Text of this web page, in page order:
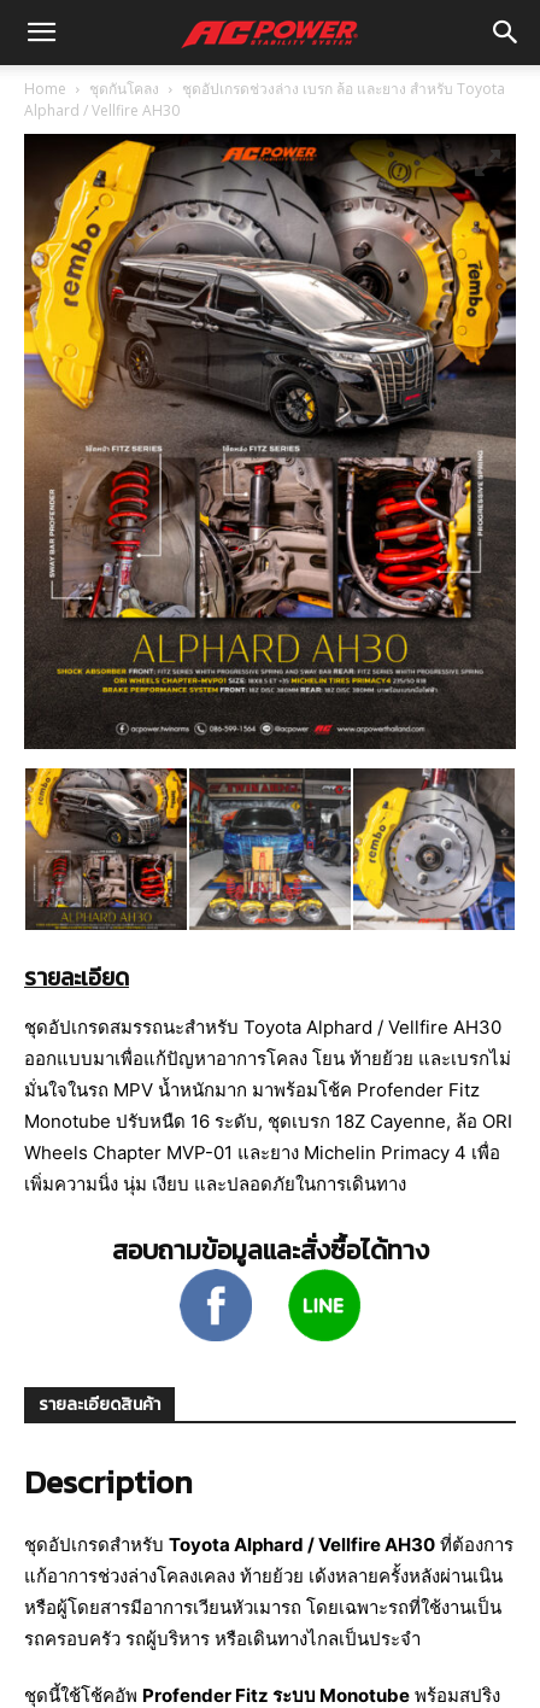
Home ชุดกันโคลง
ชุดอัปเกรดช่วงล่าง เบรก ล้อ และยาง สำหรับ Toyota
Alphard / Vellfire AH30
รายละเอียด
ชุดอัปเกรดสมรรถนะสำหรับ Toyota Alphard / Vellfire AH30
ออกแบบมาเพื่อแก้ปัญหาอาการโคลง โยน ท้ายย้วย และเบรกไม่
มั่นใจในรถ MPV น้ำหนักมาก มาพร้อมโช้ค Profender Fitz
Monotube ปรับหนืด 16 ระดับ, ชุดเบรก 18Z Cayenne, ล้อ ORI
Wheels Chapter MVP-01 และยาง Michelin Primacy 4 เพื่อ
เพิ่มความนิ่ง นุ่ม เงียบ และปลอดภัยในการเดินทาง
สอบถามข้อมูลและสั่งซื้อได้ทาง
รายละเอียดสินค้า
Description
ชุดอัปเกรดสำหรับ Toyota Alphard / Vellfire AH30 ที่ต้องการ
แก้อาการช่วงล่างโคลงเคลง ท้ายย้วย เด้งหลายครั้งหลังผ่านเนิน
หรือผู้โดยสารมีอาการเวียนหัวเมารถ โดยเฉพาะรถที่ใช้งานเป็น
รถครอบครัว รถผู้บริหาร หรือเดินทางไกลเป็นประจำ
ชุดนี้ใช้โช้คอัพ Profender Fitz ระบบ Monotube พร้อมสปริง